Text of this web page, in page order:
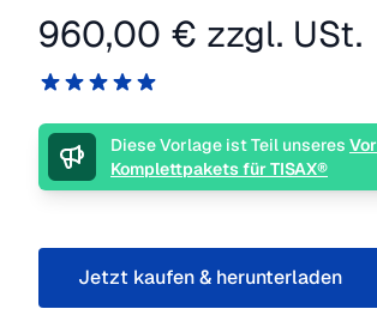
Produktinformation
960,00 € zzgl. USt.
Reviews
5 von 5 Sternen
BeschreibungDiese Vorlage ist Teil unseres
Komplettpakets für TISAX®
Jetzt kaufen & herunterladen